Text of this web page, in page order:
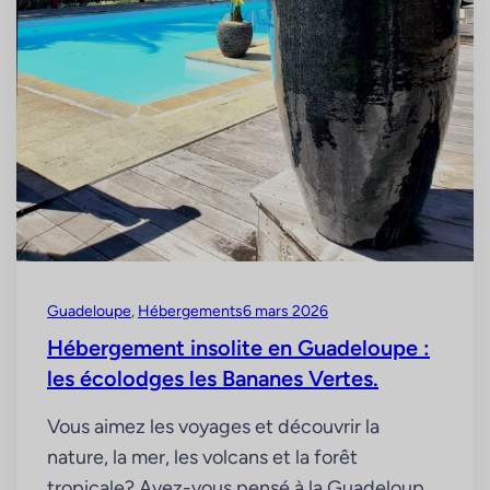
Guadeloupe, Hébergements6 mars 2026
Hébergement insolite en Guadeloupe :
les écolodges les Bananes Vertes.
Vous aimez les voyages et découvrir la
nature, la mer, les volcans et la forêt